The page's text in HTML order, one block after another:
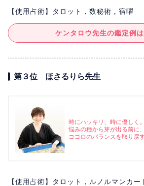
【使用占術】タロット，数秘術，宿曜
ケンタロウ先生の鑑定例
第３位 ほさるりら先生
時にハッキリ、時に優しく。
悩みの種から芽が出る前に、
ココロのバランスを取り戻
【使用占術】タロット，ルノルマンカ